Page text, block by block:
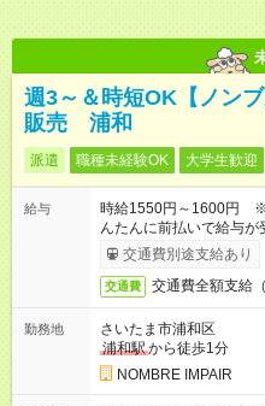
週3～＆時短OK【ノン
販売 浦和
派遣 職種未経験OK 大学生歓迎
給与
時給1550円～1600円 ※
んたんに前払いで給与が
交通費別途支給あり
交通費 交通費全額支給
勤務地
さいたま市浦和区
浦和駅から徒歩1分
NOMBRE IMPAIR